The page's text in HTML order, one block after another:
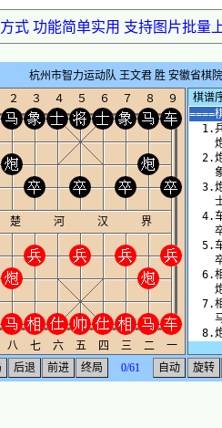
式 功能简单实用 支持图片批量